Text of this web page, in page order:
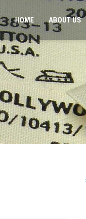
HOME ABOUT US